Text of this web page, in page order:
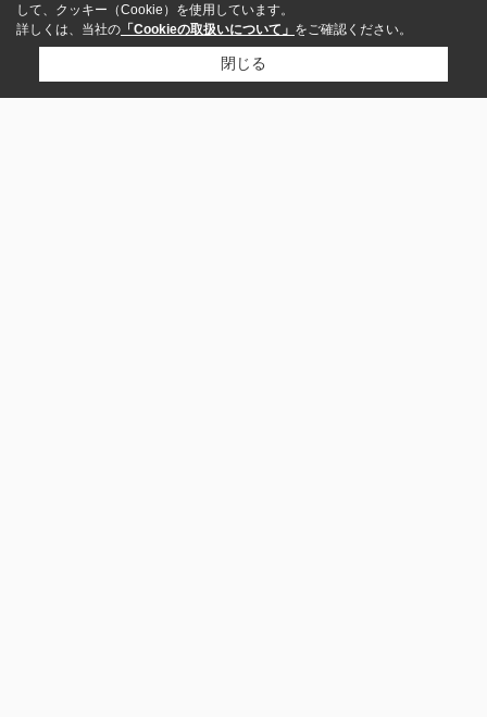
して、クッキー（Cookie）を使用しています。
詳しくは、当社の 「Cookieの取扱いについて」 をご確認ください。
閉じる